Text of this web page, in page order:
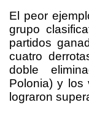
El peor
grupo
partidos
cuatro
doble
Polonia) y los
lograron